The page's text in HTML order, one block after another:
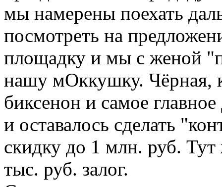
мы намерены поехать
посмотреть на
площадку и мы с женой
нашу мОккушку. Чёрная,
биксенон и самое
и оставалось сделать
скидку до 1 млн. руб.
тыс. руб. залог.